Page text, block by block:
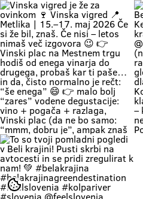
Weather: a hot weekend is on the
way 👉 Time: warm May days (the
perfect time for your first
encounter with nature) 👉 Nature
+ a lounge chair in the shade +
your favorite people = a
combination that has never
disappointed Come see us. You
know where we are—the place
where time actually slows down
and your batteries recharge all on
their own. 💚
Če zapreš oči, znaš ki si. Duma 💚
Soundtrack Bele krajine v maju.
#belakrajina #belakrajina🍀
greendestination
#belakrajinasrčnihljudi
#ifeelslovenia💚 #sloveniagreen
Vinska vigred je že za ovinkom 🍷
Vinska vigred 📍 Metlika | 15.–17.
maj 2026 Če si že bil, znaš. Če nisi
– letos nimaš več izgovora 😉 👉
Vinski plac na Mestnem trgu hodiš
od enega vinarja do drugega,
probaš kar ti paše… in da, čisto
normalno je rečt: “še enega” 😄